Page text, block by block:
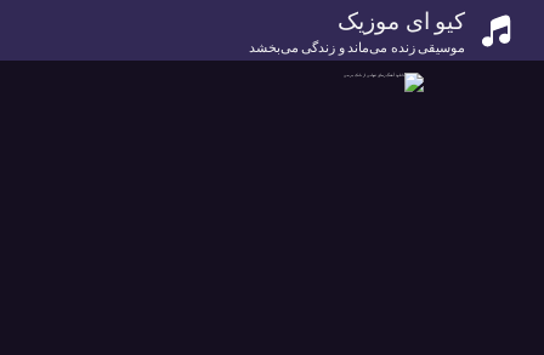
کیو ای موزیک
موسیقی زنده می‌ماند و زندگی می‌بخشد